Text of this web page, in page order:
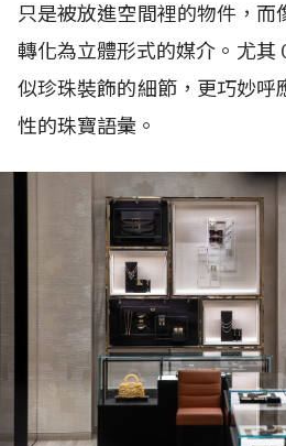
只是被放進空間裡的物件，而
轉化為立體形式的媒介。尤其
似珍珠裝飾的細節，更巧妙呼
性的珠寶語彙。